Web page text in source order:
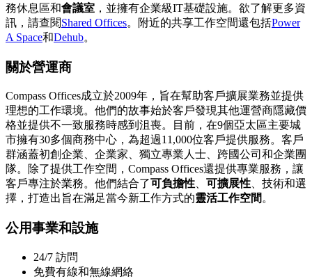
務休息區和會議室 ，並擁有企業級IT基礎設施。欲了解更多資
訊，請查閱Shared Offices。附近的共享工作空間還包括Power
A Space和Dehub。
關於營運商
Compass Offices成立於2009年，旨在幫助客戶擴展業務並提供
理想的工作環境。他們的故事始於客戶發現其他運營商隱藏價
格並提供不一致服務時感到沮喪。目前，在9個亞太區主要城
市擁有30多個商務中心，為超過11,000位客戶提供服務。客戶
群涵蓋初創企業、企業家、獨立專業人士、跨國公司和企業團
隊。除了提供工作空間，Compass Offices還提供專業服務，讓
客戶專注於業務。他們結合了可負擔性、 可擴展性、技術和選
擇，打造出旨在滿足當今新工作方式的靈活工作空間。
公用事業和設施
24/7 訪問
免費有線和無線網絡